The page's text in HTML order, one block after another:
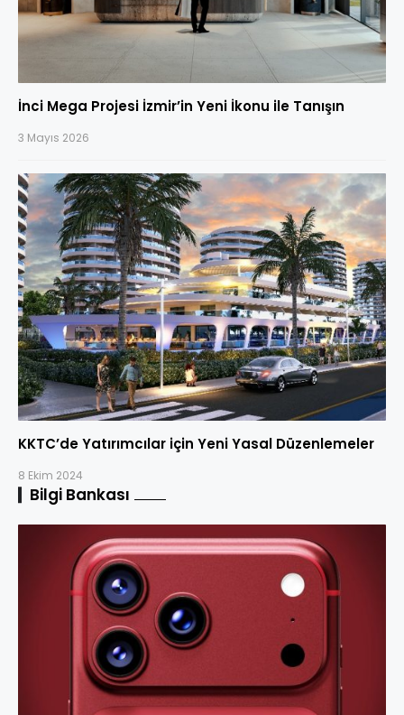
İnci Mega Projesi İzmir’in Yeni İkonu ile Tanışın
3 Mayıs 2026
KKTC’de Yatırımcılar için Yeni Yasal Düzenlemeler
8 Ekim 2024
Bilgi Bankası